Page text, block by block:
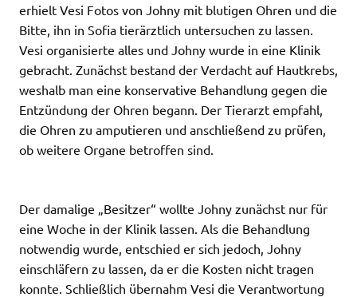
erhielt Vesi Fotos von Johny mit blutigen Ohren und die
Bitte, ihn in Sofia tierärztlich untersuchen zu lassen.
Vesi organisierte alles und Johny wurde in eine Klinik
gebracht. Zunächst bestand der Verdacht auf Hautkrebs,
weshalb man eine konservative Behandlung gegen die
Entzündung der Ohren begann. Der Tierarzt empfahl,
die Ohren zu amputieren und anschließend zu prüfen,
ob weitere Organe betroffen sind.
Der damalige „Besitzer“ wollte Johny zunächst nur für
eine Woche in der Klinik lassen. Als die Behandlung
notwendig wurde, entschied er sich jedoch, Johny
einschläfern zu lassen, da er die Kosten nicht tragen
konnte. Schließlich übernahm Vesi die Verantwortung